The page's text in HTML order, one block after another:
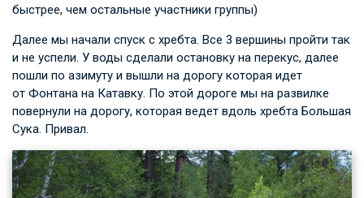
быстрее, чем остальные участники группы)
Далее мы начали спуск с хребта. Все 3 вершины пройти так
и не успели. У воды сделали остановку на перекус, далее
пошли по азимуту и вышли на дорогу которая идет
от Фонтана на Катавку. По этой дороге мы на развилке
повернули на дорогу, которая ведет вдоль хребта Большая
Сука. Привал.